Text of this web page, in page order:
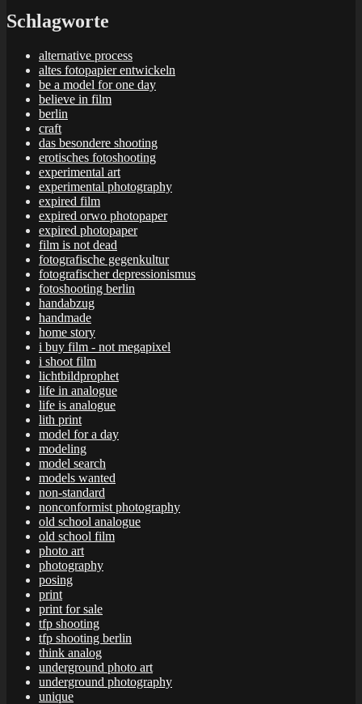
Schlagworte
alternative process
altes fotopapier entwickeln
be a model for one day
believe in film
berlin
craft
das besondere shooting
erotisches fotoshooting
experimental art
experimental photography
expired film
expired orwo photopaper
expired photopaper
film is not dead
fotografische gegenkultur
fotografischer depressionismus
fotoshooting berlin
handabzug
handmade
home story
i buy film - not megapixel
i shoot film
lichtbildprophet
life in analogue
life is analogue
lith print
model for a day
modeling
model search
models wanted
non-standard
nonconformist photography
old school analogue
old school film
photo art
photography
posing
print
print for sale
tfp shooting
tfp shooting berlin
think analog
underground photo art
underground photography
unique